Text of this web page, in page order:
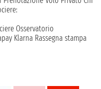
Osservatorio
Klarna Rassegna stampa